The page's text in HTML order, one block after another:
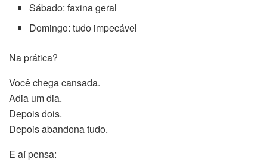
Sábado: faxina geral
Domingo: tudo impecável
Na prática?
Você chega cansada.
Adia um dia.
Depois dois.
Depois abandona tudo.
E aí pensa: